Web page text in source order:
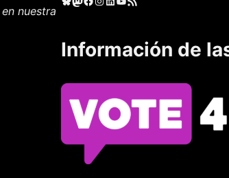
nuestra
Información de